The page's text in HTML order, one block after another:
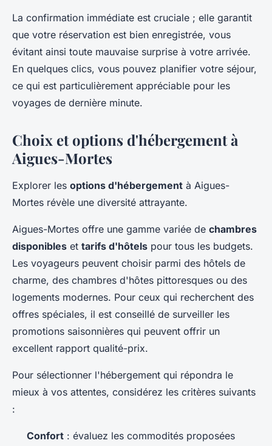
La confirmation immédiate est cruciale ; elle garantit
que votre réservation est bien enregistrée, vous
évitant ainsi toute mauvaise surprise à votre arrivée.
En quelques clics, vous pouvez planifier votre séjour,
ce qui est particulièrement appréciable pour les
voyages de dernière minute.
Choix et options d'hébergement à
Aigues-Mortes
Explorer les options d'hébergement à Aigues-
Mortes révèle une diversité attrayante.
Aigues-Mortes offre une gamme variée de chambres
disponibles et tarifs d'hôtels pour tous les budgets.
Les voyageurs peuvent choisir parmi des hôtels de
charme, des chambres d'hôtes pittoresques ou des
logements modernes. Pour ceux qui recherchent des
offres spéciales, il est conseillé de surveiller les
promotions saisonnières qui peuvent offrir un
excellent rapport qualité-prix.
Pour sélectionner l'hébergement qui répondra le
mieux à vos attentes, considérez les critères suivants
:
Confort : évaluez les commodités proposées